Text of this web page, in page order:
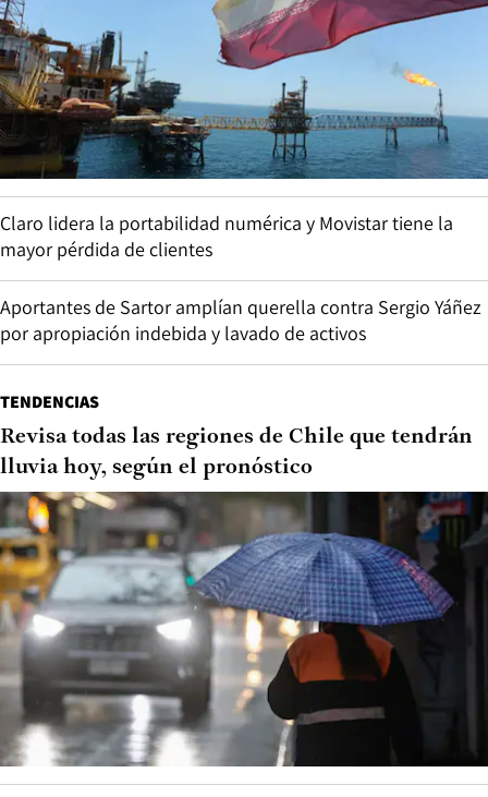
Claro lidera la portabilidad numérica y Movistar tiene la
mayor pérdida de clientes
Aportantes de Sartor amplían querella contra Sergio Yáñez
por apropiación indebida y lavado de activos
TENDENCIAS
Revisa todas las regiones de Chile que tendrán
lluvia hoy, según el pronóstico